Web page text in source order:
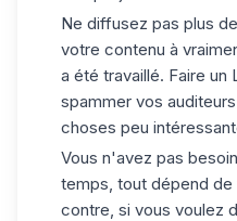
Ne diffusez pas plus
votre contenu à
a été travaillé. Faire un
spammer vos
choses peu
Vous n'avez pas
temps, tout dépend
contre, si vous voulez